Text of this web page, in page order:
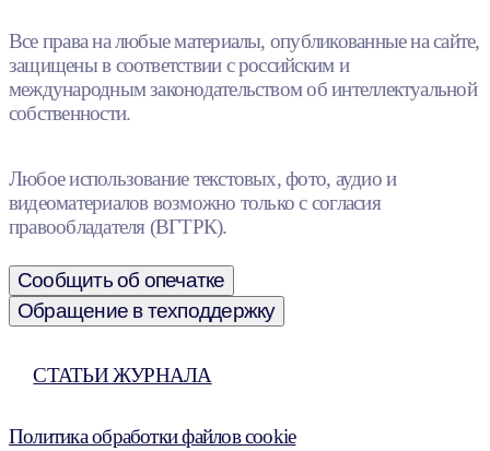
Все права на любые материалы, опубликованные на сайте,
защищены в соответствии с российским и
международным законодательством об интеллектуальной
собственности.
Любое использование текстовых, фото, аудио и
видеоматериалов возможно только с согласия
правообладателя (ВГТРК).
Сообщить об опечатке
Обращение в техподдержку
СТАТЬИ ЖУРНАЛА
Политика обработки файлов cookie